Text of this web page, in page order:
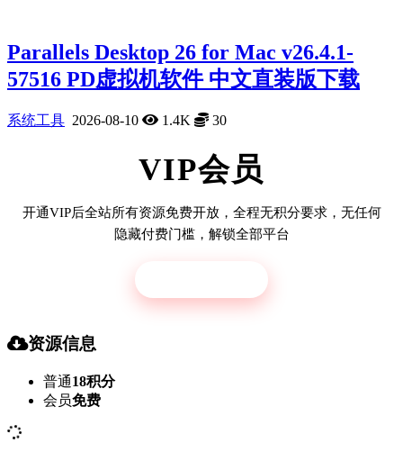
Parallels Desktop 26 for Mac v26.4.1-
57516 PD虚拟机软件 中文直装版下载
系统工具 2026-08-10 1.4K 30
VIP会员
开通VIP后全站所有资源免费开放，全程无积分要求，无任何
隐藏付费门槛，解锁全部平台
资源信息
普通18积分
会员免费